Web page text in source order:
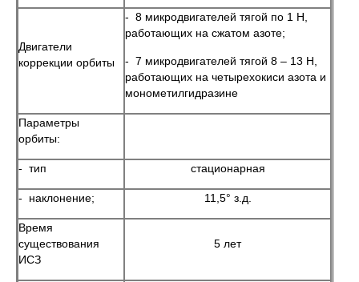
Двигатели
коррекции орбиты
- 8 микродвигателей тягой по 1 Н,
работающих на сжатом азоте;
- 7 микродвигателей тягой 8 – 13 Н,
работающих на четырехокиси азота и
монометилгидразине
Параметры
орбиты:
- тип стационарная
- наклонение; 11,5° з.д.
Время
существования
ИСЗ
5 лет